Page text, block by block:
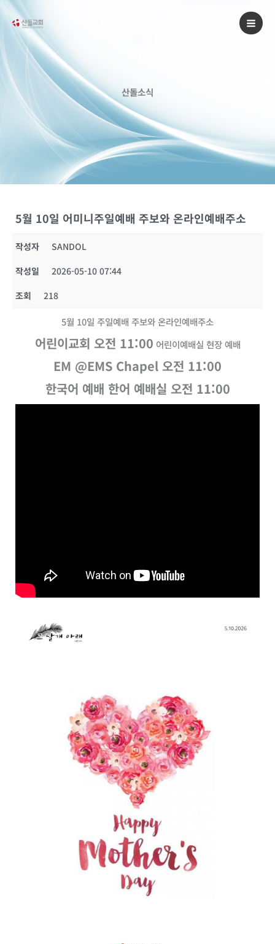
텐
로
산돌소식
5월 10일 어미니주일예배 주보와 온라인예배주소
작성자
SANDOL
작성일
2026-05-10 07:44
조회
218
5월 10일 주일예배 주보와 온라인예배주소
어린이교회 오전 11:00 어린이예배실 현장 예배
EM @EMS Chapel 오전 11:00
한국어 예배 한어 예배실 오전 11:00